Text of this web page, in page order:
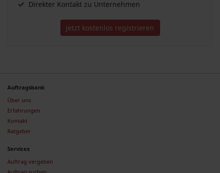
Direkter Kontakt zu Unternehmen
Jetzt kostenlos registrieren
Auftragsbank
Über uns
Erfahrungen
Kontakt
Ratgeber
Services
Auftrag vergeben